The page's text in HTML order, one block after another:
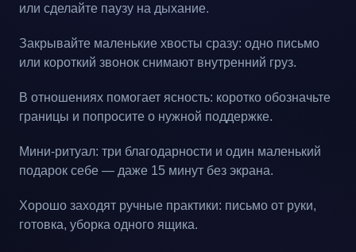
или сделайте паузу на дыхание.
Закрывайте маленькие хвосты сразу: одно письмо
или короткий звонок снимают внутренний груз.
В отношениях помогает ясность: коротко обозначьте
границы и попросите о нужной поддержке.
Мини-ритуал: три благодарности и один маленький
подарок себе — даже 15 минут без экрана.
Хорошо заходят ручные практики: письмо от руки,
готовка, уборка одного ящика.